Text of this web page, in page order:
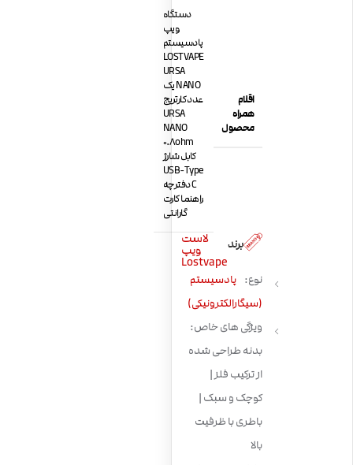
اقلام
همراه
محصول
دستگاه
ویپ
پادسیستم
LOSTVAPE
URSA
NANO یک
عدد کارتریج
URSA
NANO
0.8ohm
کابل شارژ
USB-Type
C دفترچه
راهنما کارت
گارانتی
برند لاست
ویپ
Lostvape
نوع: پادسیستم
(سیگارالکترونیکی)
ویژگی های خاص:
بدنه طراحی شده
از ترکیب فلز |
کوچک و سبک |
باطری با ظرفیت
بالا